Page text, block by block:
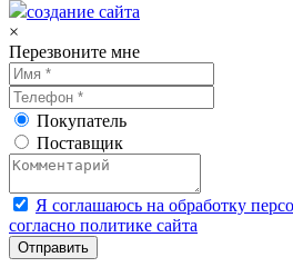
создание сайта
×
Перезвоните мне
Покупатель
Поставщик
Я соглашаюсь на обработку
согласно политике сайта